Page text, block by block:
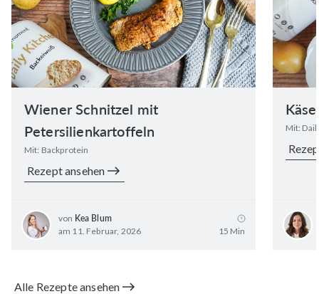
Wiener Schnitzel mit
Petersilienkartoffeln
Mit: Backprotein
Rezept ansehen
von Kea Blum
am 11. Februar, 2026
15 Min
Mit:
Alle Rezepte ansehen